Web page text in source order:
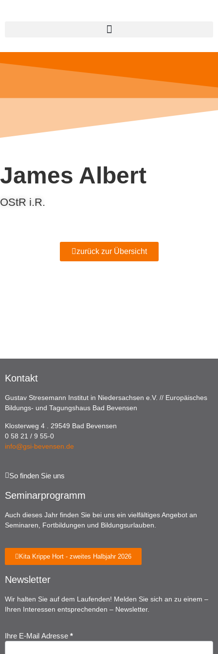
James Albert
OStR i.R.
zurück zur Übersicht
Kontakt
Gustav Stresemann Institut in Niedersachsen e.V. // Europäisches
Bildungs- und Tagungshaus Bad Bevensen
Klosterweg 4 . 29549 Bad Bevensen
0 58 21 / 9 55-0
info@gsi-bevensen.de
So finden Sie uns
Seminarprogramm
Auch dieses Jahr finden Sie bei uns ein vielfältiges Angebot an
Seminaren, Fortbildungen und Bildungsurlauben.
Kita Krippe Hort - zweites Halbjahr 2026
Newsletter
Wir halten Sie auf dem Laufenden! Melden Sie sich an zu einem –
Ihren Interessen entsprechenden – Newsletter.
Newsletter
Ihre E-Mail Adresse *